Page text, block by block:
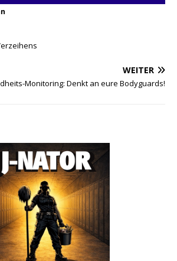
WEITER
Monitoring: Denkt an eure Bodyguards!